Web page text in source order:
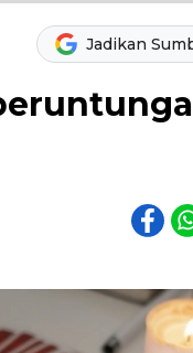
Jadikan